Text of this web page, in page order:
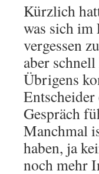
Kürzlich
was sich im
vergessen
aber
Übrigens
Gespräch
Manchmal
haben, ja
noch mehr